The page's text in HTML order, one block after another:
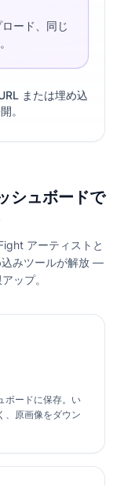
ード、同じ
または埋め込
。
シュボードで
アーティストと
込みツールが解放 —
ップ。
ボードに保存。い
、原画像をダウン